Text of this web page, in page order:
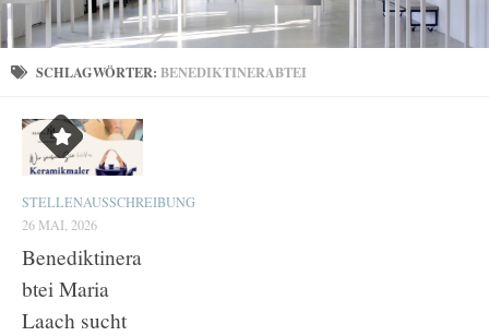
SCHLAGWÖRTER: BENEDIKTINERABTEI
STELLENAUSSCHREIBUNG
26 MAI, 2026
Benediktinera
btei Maria
Laach sucht